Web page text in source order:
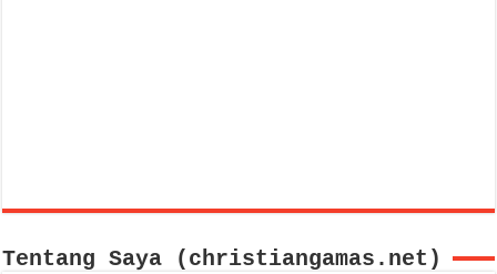
Tentang Saya (christiangamas.net)